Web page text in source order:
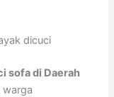
dicuci
sofa di Daerah
warga